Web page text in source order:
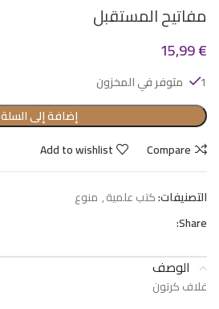
مفاتيح المستقبل
15,99€
1 متوفر في المخزون
إضافة إلى السلة
Compare
Add to wishlist
التصنيفات:كتب علمية, منوع
Share:
الوصف
غلاف كرتون